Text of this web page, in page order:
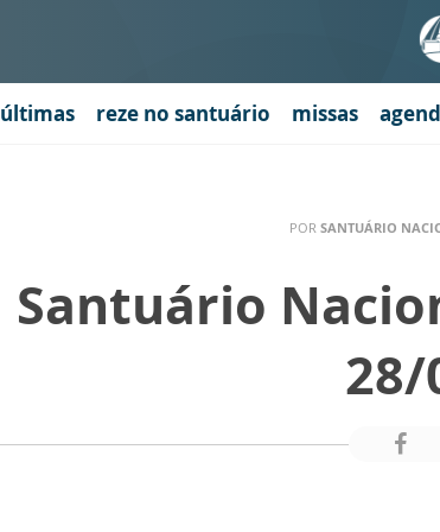
últimas reze no santuário missas
POR SANTUÁRIO
Santuário
28/